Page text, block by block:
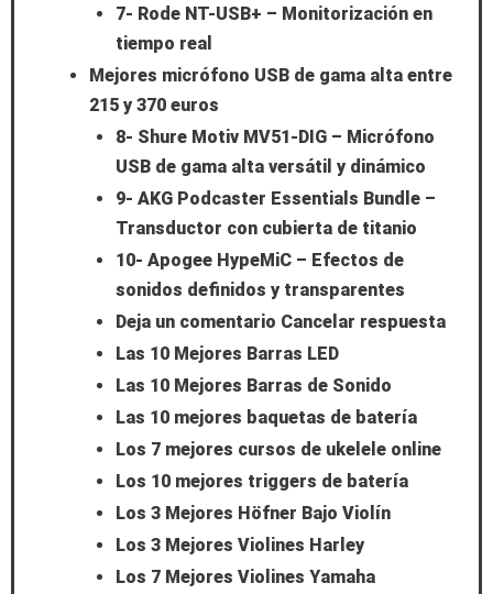
7- Rode NT-USB+ – Monitorización en
tiempo real
Mejores micrófono USB de gama alta entre
215 y 370 euros
8- Shure Motiv MV51-DIG – Micrófono
USB de gama alta versátil y dinámico
9- AKG Podcaster Essentials Bundle –
Transductor con cubierta de titanio
10- Apogee HypeMiC – Efectos de
sonidos definidos y transparentes
Deja un comentario Cancelar respuesta
Las 10 Mejores Barras LED
Las 10 Mejores Barras de Sonido
Las 10 mejores baquetas de batería
Los 7 mejores cursos de ukelele online
Los 10 mejores triggers de batería
Los 3 Mejores Höfner Bajo Violín
Los 3 Mejores Violines Harley
Los 7 Mejores Violines Yamaha